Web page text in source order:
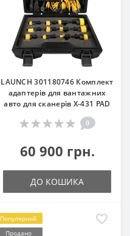
LAUNCH 301180746 Комплект
адаптерів для вантажних
авто для сканерів X-431 PAD
0
60 900 грн.
ДО КОШИКА
Популярний
Продано